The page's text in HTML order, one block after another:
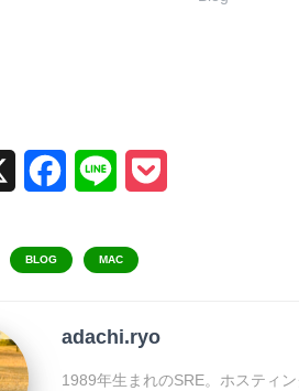
c
b
o
n
t
BLOG MAC
adachi.ryo
1989年生まれのSRE。ホスティ